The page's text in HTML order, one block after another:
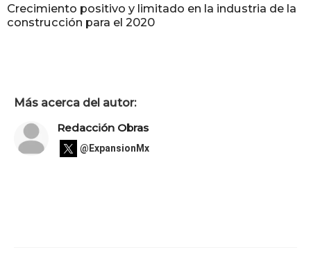
Crecimiento positivo y limitado en la industria de la
construcción para el 2020
Más acerca del autor:
Redacción Obras
@ExpansionMx